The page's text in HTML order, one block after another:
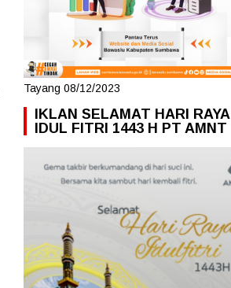
Tayang 08/12/2023
IKLAN SELAMAT HARI RAYA
IDUL FITRI 1443 H PT AMNT